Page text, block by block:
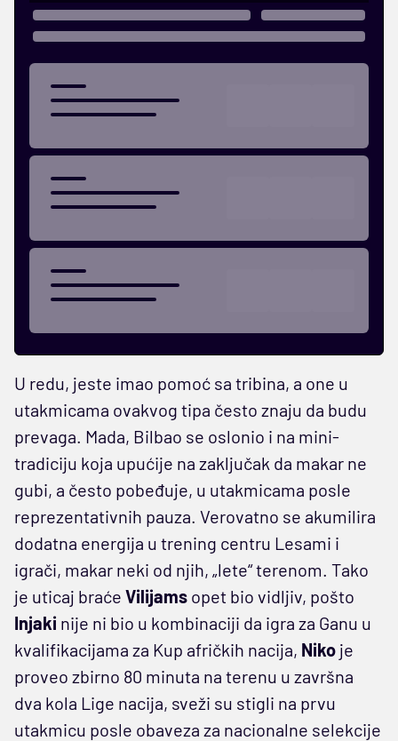
U redu, jeste imao pomoć sa tribina, a one u
utakmicama ovakvog tipa često znaju da budu
prevaga. Mada, Bilbao se oslonio i na mini-
tradiciju koja upućije na zaključak da makar ne
gubi, a često pobeđuje, u utakmicama posle
reprezentativnih pauza. Verovatno se akumilira
dodatna energija u trening centru Lesami i
igrači, makar neki od njih, „lete“ terenom. Tako
je uticaj braće Vilijams opet bio vidljiv, pošto
Injaki nije ni bio u kombinaciji da igra za Ganu u
kvalifikacijama za Kup afričkih nacija, Niko je
proveo zbirno 80 minuta na terenu u završna
dva kola Lige nacija, sveži su stigli na prvu
utakmicu posle obaveza za nacionalne selekcije